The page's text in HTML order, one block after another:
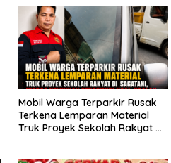
Mobil Warga Terparkir Rusak
Terkena Lemparan Material
Truk Proyek Sekolah Rakyat di